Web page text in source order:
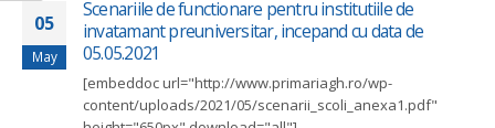
05
May
Scenariile de functionare pentru institutiile de
invatamant preuniversitar, incepand cu data de
05.05.2021
[embeddoc url="http://www.primariagh.ro/wp-
content/uploads/2021/05/scenarii_scoli_anexa1.pdf"